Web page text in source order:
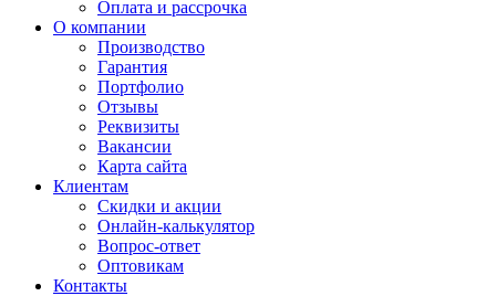
Оплата и рассрочка
О компании
Производство
Гарантия
Портфолио
Отзывы
Реквизиты
Вакансии
Карта сайта
Клиентам
Скидки и акции
Онлайн-калькулятор
Вопрос-ответ
Оптовикам
Контакты